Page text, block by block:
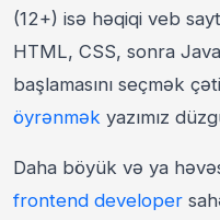
(12+) isə həqiqi veb
HTML, CSS, sonra
başlamasını seçmək
öyrənmək yazımız
Daha böyük və ya
frontend developer